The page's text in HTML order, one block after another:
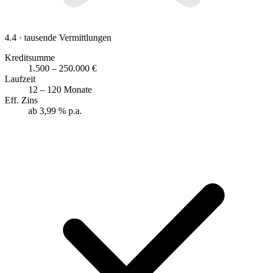
4.4 · tausende Vermittlungen
Kreditsumme
1.500 – 250.000 €
Laufzeit
12 – 120 Monate
Eff. Zins
ab 3,99 % p.a.